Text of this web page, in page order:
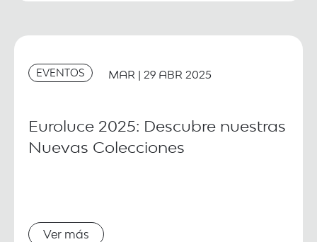
EVENTOS MAR | 29 ABR 2025
Euroluce 2025: Descubre nuestras
Nuevas Colecciones
Ver más